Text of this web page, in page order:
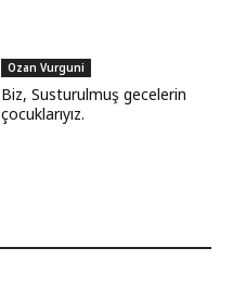
Ozan Vurguni
Biz, Susturulmuş gecelerin
çocuklarıyız.